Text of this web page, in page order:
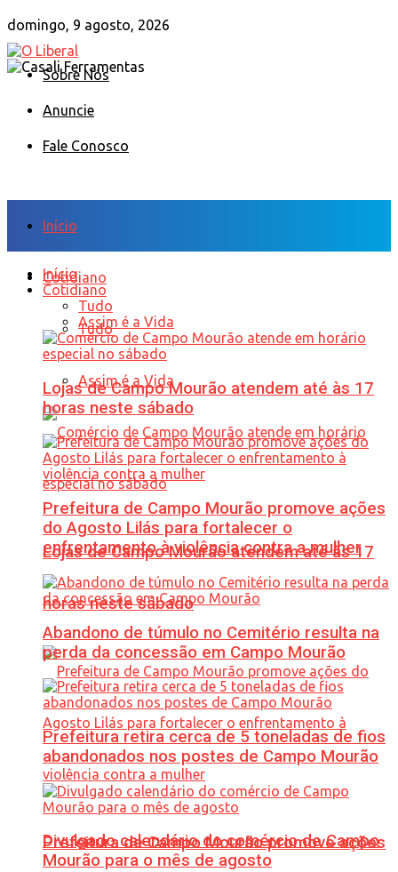
domingo, 9 agosto, 2026
Sobre Nós
Anuncie
Fale Conosco
Início
Cotidiano
Tudo
Assim é a Vida
Lojas de Campo Mourão atendem até às 17
horas neste sábado
Prefeitura de Campo Mourão promove ações
Início
Cotidiano
Tudo
Assim é a Vida
Lojas de Campo Mourão atendem até às 17
horas neste sábado
Prefeitura de Campo Mourão promove ações
do Agosto Lilás para fortalecer o
enfrentamento à violência contra a mulher
Abandono de túmulo no Cemitério resulta na
perda da concessão em Campo Mourão
Prefeitura retira cerca de 5 toneladas de fios
abandonados nos postes de Campo Mourão
Divulgado calendário do comércio de Campo
Mourão para o mês de agosto